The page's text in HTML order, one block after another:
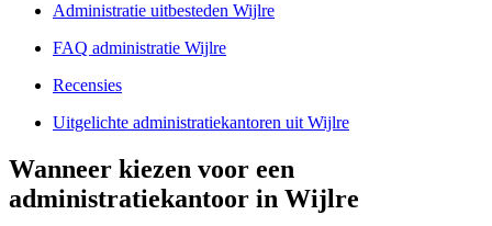
Administratie uitbesteden Wijlre
FAQ administratie Wijlre
Recensies
Uitgelichte administratiekantoren uit Wijlre
Wanneer kiezen voor een
administratiekantoor in Wijlre